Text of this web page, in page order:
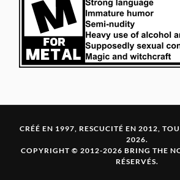
CRÉÉ EN 1997, RESCUCITÉ EN 2012,
2026.
COPYRIGHT © 2012-2026 BRING THE
RÉSERVÉS.